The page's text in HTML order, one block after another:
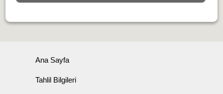
Ana Sayfa
Tahlil Bilgileri